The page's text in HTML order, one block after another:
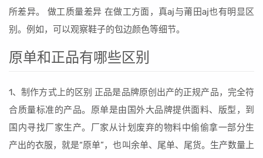
所差异。 做工质量差异 在做工方面，真aj与莆田aj也有明显区
别。例如，可以观察鞋子的包边颜色等细节。
原单和正品有哪些区别
1、制作方式上的区别 正品是品牌原创出产的正规产品，完全符
合质量标准的产品。原单是由国外大品牌提供面料、版型，到
国内寻找厂家生产。厂家从计划废弃的物料中偷偷拿一部分生
产出的衣服，就是“原单”，也叫余单、尾单、尾货。生产数量上